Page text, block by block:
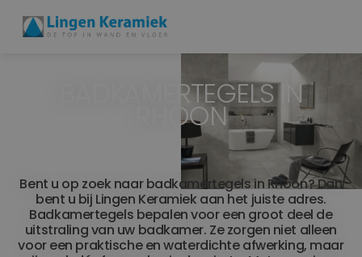
MEER PRODUCTEN
SHOWROOM BEZOEKEN
BADKAMERTEGELS IN
RHOON
Bent u op zoek naar badkamertegels in Rhoon? Dan
bent u bij Lingen Keramiek aan het juiste adres.
Badkamertegels bepalen voor een groot deel de
uitstraling van uw badkamer. Ze zorgen niet alleen
voor een praktische en waterdichte afwerking, maar